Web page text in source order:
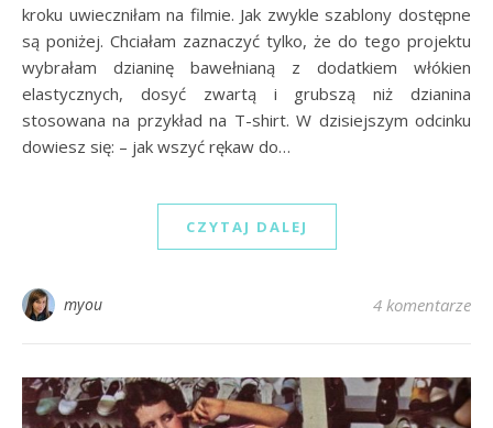
kroku uwieczniłam na filmie. Jak zwykle szablony dostępne
są poniżej. Chciałam zaznaczyć tylko, że do tego projektu
wybrałam dzianinę bawełnianą z dodatkiem włókien
elastycznych, dosyć zwartą i grubszą niż dzianina
stosowana na przykład na T-shirt. W dzisiejszym odcinku
dowiesz się: – jak wszyć rękaw do…
CZYTAJ DALEJ
myou 4 komentarze